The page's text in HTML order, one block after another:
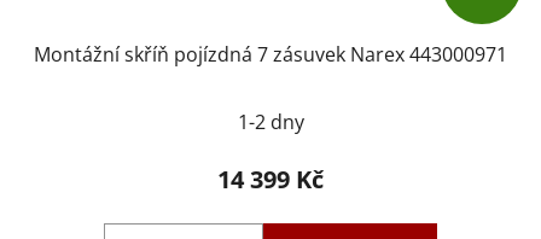
Montážní skříň pojízdná 7 zásuvek Narex 443000971
1-2 dny
14 399 Kč